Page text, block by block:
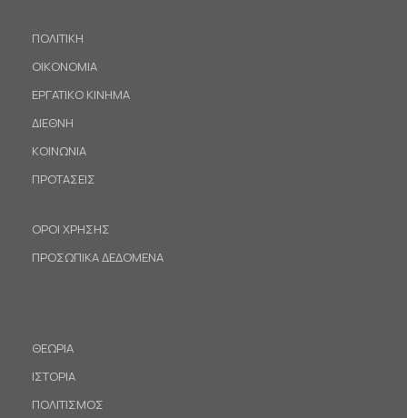
ΠΟΛΙΤΙΚΗ
ΟΙΚΟΝΟΜΙΑ
ΕΡΓΑΤΙΚΟ ΚΙΝΗΜΑ
ΔΙΕΘΝΗ
ΚΟΙΝΩΝΙΑ
ΠΡΟΤΑΣΕΙΣ
ΟΡΟΙ ΧΡΗΣΗΣ
ΠΡΟΣΩΠΙΚΑ ΔΕΔΟΜΕΝΑ
ΘΕΩΡΙΑ
ΙΣΤΟΡΙΑ
ΠΟΛΙΤΙΣΜΟΣ